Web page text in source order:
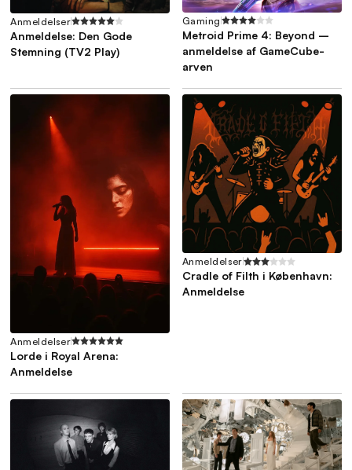
Anmeldelser
Anmeldelse: Den Gode
Stemning (TV2 Play)
Gaming
Metroid Prime 4: Beyond –
anmeldelse af GameCube-
arven
Anmeldelser
Lorde i Royal Arena:
Anmeldelse
Anmeldelser
Cradle of Filth i København:
Anmeldelse